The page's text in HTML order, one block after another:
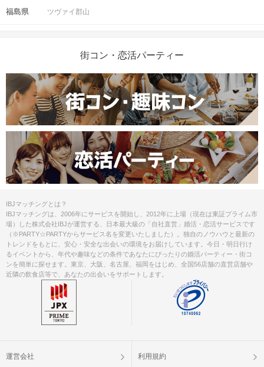
時間
人数
8対8程度で進行予定。（最少開催人
数：4対4）
※募集締め切り以降のキャンセルによ
っては男女差が変動する場合がござい
ます。
持ち物
スマートフォン・顔写真付きの身分証
（運転免許証、マイナンバーカード、
パスポートなど）
服装 清潔感のある服装でお越しください。
注意事項
＜QRコード受付について＞
・受付前に以下①②をご対応のうえ、
ご来場ください。
完了していない場合は、ご参加いた
①公式アプリのダウンロード ・ログイ
福島県 ツヴァイ郡山
街コン・恋活パーティー
IBJマッチングとは？
IBJマッチングは、2006年にサービスを開始し、2012年に上場（現在は東証プライム市
場）した株式会社IBJが運営する、日本最大級の「自社直営」婚活・恋活サービスです
（※PARTY☆PARTYからサービス名を変更いたしました）。独自のノウハウと最新の
トレンドをもとに、安心・安全な出会いの環境をお届けしています。今日・明日行け
るイベントから、年代や趣味などの条件であなたにぴったりの婚活パーティー・街コ
ンを簡単に探せます。東京、大阪、名古屋、福岡をはじめ、全国56店舗の直営店舗や
近隣の飲食店等で、あなたの出会いをサポートします。
運営会社 利用規約